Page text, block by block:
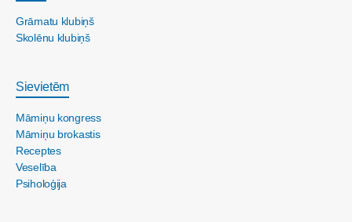
Grāmatu klubiņš
Skolēnu klubiņš
Sievietēm
Māmiņu kongress
Māmiņu brokastis
Receptes
Veselība
Psiholoģija